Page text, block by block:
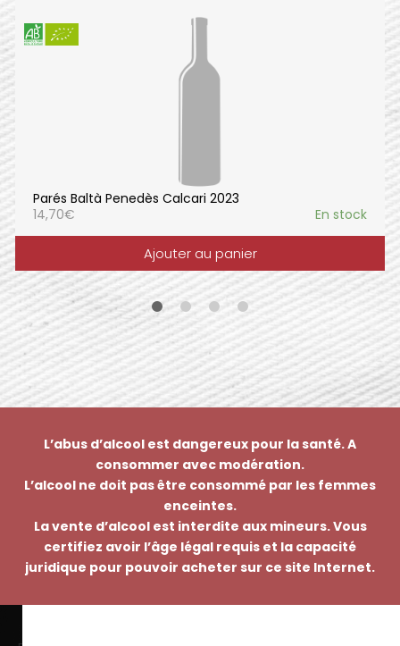
Parés Baltà Penedès Calcari 2023
14,70€ En stock
Ajouter au panier
L’abus d’alcool est dangereux pour la santé. A
consommer avec modération.
L’alcool ne doit pas être consommé par les femmes
enceintes.
La vente d’alcool est interdite aux mineurs. Vous
certifiez avoir l’âge légal requis et la capacité
juridique pour pouvoir acheter sur ce site Internet.